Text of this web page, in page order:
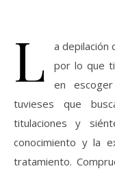
L
a depilación
por lo que
en
tuvieses que
titulaciones y
conocimiento y la
tratamiento.